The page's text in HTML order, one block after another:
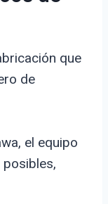
que
de
el equipo